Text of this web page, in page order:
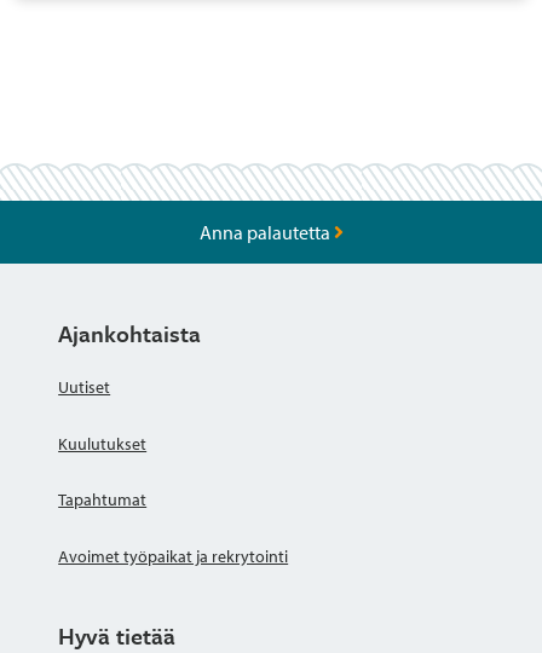
Anna palautetta
Ajankohtaista
Uutiset
Kuulutukset
Tapahtumat
Avoimet työpaikat ja rekrytointi
Hyvä tietää